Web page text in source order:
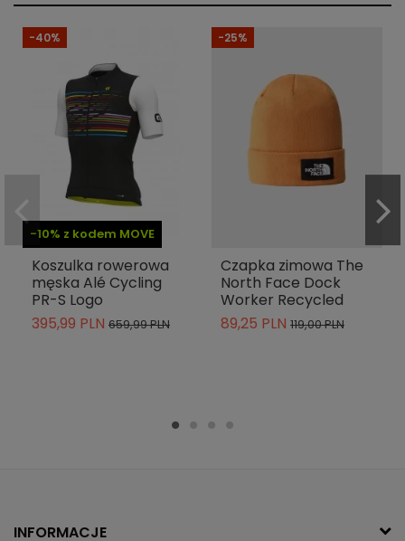
-10% z kodem MOVE
-40%
Koszulka rowerowa
męska Alé Cycling
PR-S Logo
395,99 PLN 659,99 PLN
-25%
Czapka zimowa The
North Face Dock
Worker Recycled
89,25 PLN 119,00 PLN
INFORMACJE